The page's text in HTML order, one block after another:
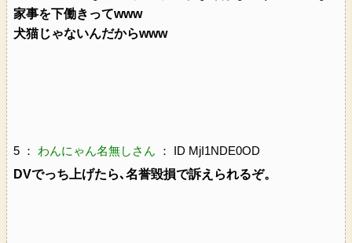
家事を下働きってwww
犬猫じゃないんだからwww
5 ： わんにゃん名無しさん ： ID MjI1NDE0OD
DVでっち上げたら､名誉毀損で訴えられるぞ。